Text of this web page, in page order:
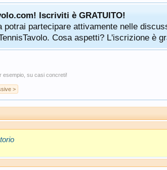
Iscriviti è GRATUITO!
partecipare attivamente nelle
Cosa aspetti? L'iscrizione è
esempio, su casi concreti!
>